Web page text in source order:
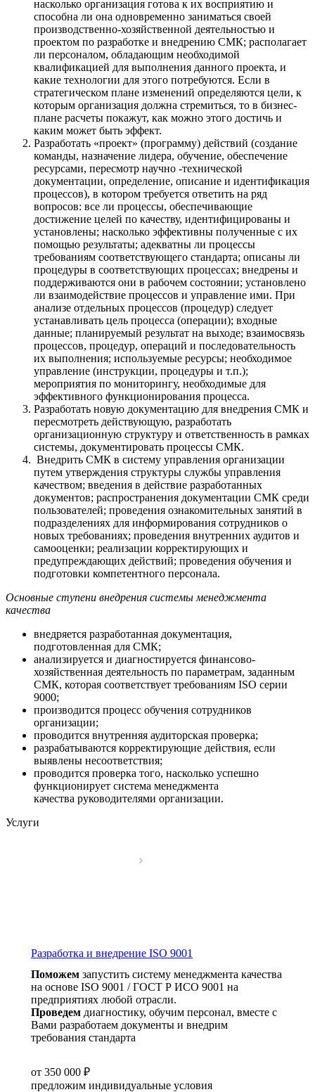
насколько организация готова к их восприятию и
способна ли она одновременно заниматься своей
производственно-хозяйственной деятельностью и
проектом по разработке и внедрению СМК; располагает
ли персоналом, обладающим необходимой
квалификацией для выполнения данного проекта, и
какие технологии для этого потребуются. Если в
стратегическом плане изменений определяются цели, к
которым организация должна стремиться, то в бизнес-
плане расчеты покажут, как можно этого достичь и
каким может быть эффект.
Разработать «проект» (программу) действий (создание
команды, назначение лидера, обучение, обеспечение
ресурсами, пересмотр научно -технической
документации, определение, описание и идентификация
процессов), в котором требуется ответить на ряд
вопросов: все ли процессы, обеспечивающие
достижение целей по качеству, идентифицированы и
установлены; насколько эффективны полученные с их
помощью результаты; адекватны ли процессы
требованиям соответствующего стандарта; описаны ли
процедуры в соответствующих процессах; внедрены и
поддерживаются они в рабочем состоянии; установлено
ли взаимодействие процессов и управление ими. При
анализе отдельных процессов (процедур) следует
устанавливать цель процесса (операции); входные
данные; планируемый результат на выходе; взаимосвязь
процессов, процедур, операций и последовательность
их выполнения; используемые ресурсы; необходимое
управление (инструкции, процедуры и т.п.);
мероприятия по мониторингу, необходимые для
эффективного функционирования процесса.
Разработать новую документацию для внедрения СМК и
пересмотреть действующую, разработать
организационную структуру и ответственность в рамках
системы, документировать процессы СМК.
Внедрить СМК в систему управления организации
путем утверждения структуры службы управления
качеством; введения в действие разработанных
документов; распространения документации СМК среди
пользователей; проведения ознакомительных занятий в
подразделениях для информирования сотрудников о
новых требованиях; проведения внутренних аудитов и
самооценки; реализации корректирующих и
предупреждающих действий; проведения обучения и
подготовки компетентного персонала.
Основные ступени внедрения системы менеджмента
качества
внедряется разработанная документация,
подготовленная для СМК;
анализируется и диагностируется финансово-
хозяйственная деятельность по параметрам, заданным
СМК, которая соответствует требованиям ISO серии
9000;
производится процесс обучения сотрудников
организации;
проводится внутренняя аудиторская проверка;
разрабатываются корректирующие действия, если
выявлены несоответствия;
проводится проверка того, насколько успешно
функционирует система менеджмента
качества руководителями организации.
Услуги
Разработка и внедрение ISO 9001
Поможем запустить систему менеджмента качества
на основе ISO 9001 / ГОСТ Р ИСО 9001 на
предприятиях любой отрасли.
Проведем диагностику, обучим персонал, вместе с
Вами разработаем документы и внедрим
требования стандарта
от 350 000 ₽
предложим индивидуальные условия